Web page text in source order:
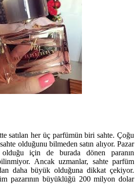
satılan her üç parfümün biri sahte. Çoğu
olduğunu bilmeden satın alıyor. Pazar
için de burada dönen paranın
Ancak uzmanlar, sahte parfüm
daha büyük olduğuna dikkat çekiyor.
pazarının büyüklüğü 200 milyon dolar